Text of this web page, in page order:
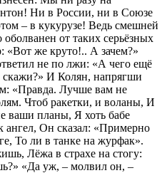
Ни в России, ни в Союзе
– в кукурузе! Ведь смешней
от таких серьёзных
«Вот же круто!.. А зачем?»
не по лжи: «А чего ещё
скажи?» И Колян, напрягши
«Правда. Лучше вам не
Чтоб ракетки, и воланы, И
ваши планы, Я хоть бабе
ангел, Он сказал: «Примерно
То ли в танке на журфак».
Лёжа в страхе на стогу:
«Да уж, – молвил он, –